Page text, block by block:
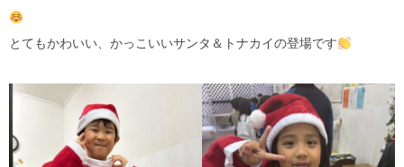
とてもかわいい、かっこいいサンタ＆トナカイの登場です